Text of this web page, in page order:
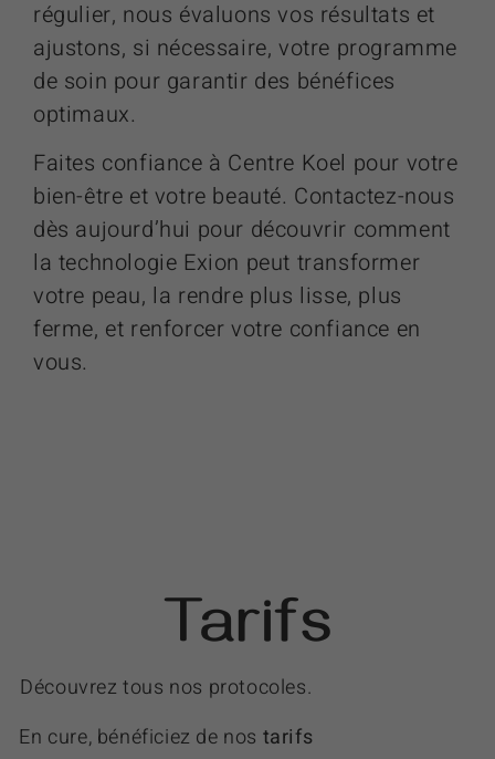
régulier, nous évaluons vos résultats et
ajustons, si nécessaire, votre programme
de soin pour garantir des bénéfices
optimaux.
Faites confiance à Centre Koel pour votre
bien-être et votre beauté. Contactez-nous
dès aujourd’hui pour découvrir comment
la technologie Exion peut transformer
votre peau, la rendre plus lisse, plus
ferme, et renforcer votre confiance en
vous.
Tarifs
Découvrez tous nos protocoles.
En cure, bénéficiez de nos tarifs